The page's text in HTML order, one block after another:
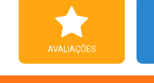
AVALIAÇÕES